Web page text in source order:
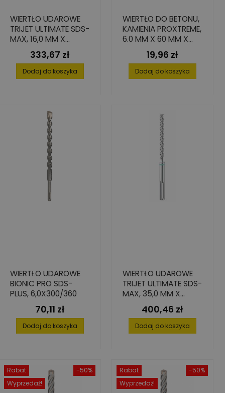
WIERTŁO UDAROWE
TRIJET ULTIMATE SDS-
MAX, 16,0 MM X
400/540 MM
Cena
333,67 zł
Dodaj do koszyka
WIERTŁO DO BETONU,
KAMIENIA PROXTREME,
6.0 MM X 60 MM X
125 MMCena
19,96 zł
Dodaj do koszyka
WIERTŁO UDAROWE
BIONIC PRO SDS-
PLUS, 6,0X300/360
Cena
70,11 zł
Dodaj do koszyka
WIERTŁO UDAROWE
TRIJET ULTIMATE SDS-
MAX, 35,0 MM X
200/320 MM
Cena
400,46 zł
Dodaj do koszyka
-50%
Rabat
Wyprzedaż!
-50%
Rabat
Wyprzedaż!